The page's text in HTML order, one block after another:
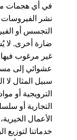
في أي هجمات
نشر الفيروسات
التجسس أو
ضارة أخرى. لا
غير مرغوب فيها
عشوائي إلى
سبيل المثال لا
الترويجية أو
التجارية أو
الأعمال
خدماتنا لتوزيع